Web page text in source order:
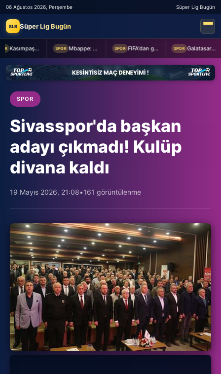
06 Ağustos 2026, Perşembe Süper Lig Bugün
SLB Süper Lig Bugün
Kasımpaşa ile Hull City hazırlık maçında berabere kaldı SPOR Mbappe: Bahis reklamlarında oynamam SPOR FIFA'dan geri adım SPOR Galatasaray taraftarından yönetime transfer tepkisi!
SPOR
Sivasspor'da başkan
adayı çıkmadı! Kulüp
divana kaldı
19 Mayıs 2026, 21:08•161 görüntülenme